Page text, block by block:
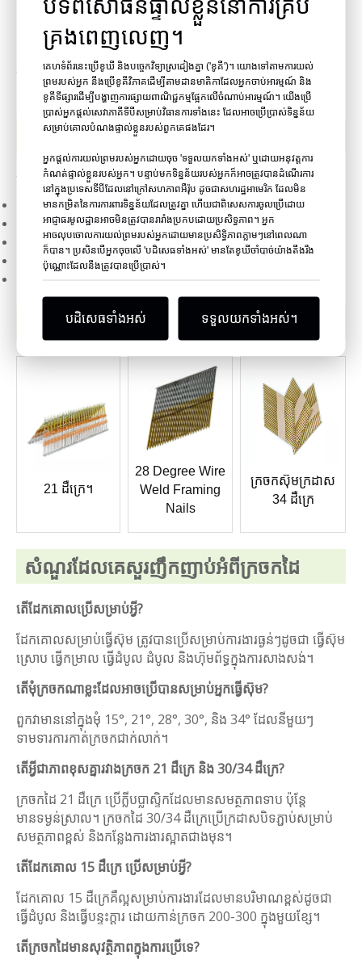
15-Degree Coil Framing Nailers
ទាំងនេះប្រើឧបករណ៏ដែលស្រោបដោយខ្សែដែលកាន់ដែកគោលពី 200
ទៅ 300 ដែលល្អឥតខ្ចោះសម្រាប់ការងារដែលមានបរិមាណខ្ពស់ដូចជា
ការសាងសង់ដំបូល និងបន្ទះឈើ កាត់បន្ថយប្រេកង់ផ្ទុកឡើងវិញ។
ការអនុវត្តនៃក្រចកដៃ
ក្រចកដៃស៊ុមគឺសមរម្យសម្រាប់ភាពខុសគ្នានៃការងារធ្ងន់រួមទាំង:
ការដាក់ស៊ុមនិងស្រោបក្នុងសំណង់
ការផ្គុំបន្ទះនិងប្រអប់
ដំបូលនិងចំហៀង
ដំបូល និងហ៊ុមព័ទ្ធ
ផលិតផលដែលពាក់ព័ន្ធ៖ ក្រចកដៃ
21 ដឺក្រេ។
28 Degree Wire
Weld Framing
Nails
ក្រចកស៊ុមក្រដាស
34 ដឺក្រេ
សំណួរដែលគេសួរញឹកញាប់អំពីក្រចកដៃ
តើ​ដែក​គោល​ប្រើ​សម្រាប់​អ្វី?
ដែកគោលសម្រាប់ធ្វើស៊ុម ត្រូវបានប្រើសម្រាប់ការងារធ្ងន់ៗដូចជា ធ្វើស៊ុម
ស្រោប ធ្វើកម្រាល ធ្វើដំបូល ដំបូល និងហ៊ុមព័ទ្ធក្នុងការសាងសង់។
តើ​មុំ​ក្រចក​ណា​ខ្លះ​ដែល​អាច​ប្រើ​បាន​សម្រាប់​អ្នក​ធ្វើ​ស៊ុម?
ពួកវាមាននៅក្នុងមុំ 15°, 21°, 28°, 30°, និង 34° ដែលនីមួយៗ
ទាមទារការកាត់ក្រចកជាក់លាក់។
តើអ្វីជាភាពខុសគ្នារវាងក្រចក 21 ដឺក្រេ និង 30/34 ដឺក្រេ?
ក្រចកដៃ 21 ដឺក្រេ ប្រើក្លីបប្លាស្ទិកដែលមានសមត្ថភាពទាប ប៉ុន្តែ
មានទម្ងន់ស្រាល។ ក្រចកដៃ 30/34 ដឺក្រេប្រើក្រដាសបិទភ្ជាប់សម្រាប់
សមត្ថភាពខ្ពស់ និងកន្លែងការងារស្អាតជាងមុន។
តើដែកគោល 15 ដឺក្រេ ប្រើសម្រាប់អ្វី?
ដែកគោល 15 ដឺក្រេគឺល្អសម្រាប់ការងារដែលមានបរិមាណខ្ពស់ដូចជា
ធ្វើដំបូល និងធ្វើបន្ទះក្តារ ដោយកាន់ក្រចក 200-300 ក្នុងមួយខ្សែ។
តើ​ក្រចកដៃ​មាន​សុវត្ថិភាព​ក្នុង​ការ​ប្រើ​ទេ?
បទពិសោធន៍ផ្ទាល់ខ្លួននៅការគ្រប់
គ្រងពេញលេញ។
គេហទំព័រនេះប្រើខូឃី និងបច្ចេកវិទ្យាស្រដៀងគ្នា ('ខូគី')។ យោងទៅតាមការយល់
ព្រមរបស់អ្នក នឹងប្រើខូគីវិភាគដើម្បីតាមដានមាតិកាដែលអ្នកចាប់អារម្មណ៍ និង
ខូគីទីផ្សារដើម្បីបង្ហាញការផ្សាយពាណិជ្ជកម្មផ្អែកលើចំណាប់អារម្មណ៍។ យើងប្រើ
ប្រាស់អ្នកផ្តល់សេវាភាគីទីបីសម្រាប់វិធានការទាំងនេះ ដែលអាចប្រើប្រាស់ទិន្នន័យ
សម្រាប់គោលបំណងផ្ទាល់ខ្លួនរបស់ពួកគេផងដែរ។
អ្នកផ្តល់ការយល់ព្រមរបស់អ្នកដោយចុច 'ទទួលយកទាំងអស់' ឬដោយអនុវត្តការ
កំណត់ផ្ទាល់ខ្លួនរបស់អ្នក។ បន្ទាប់មកទិន្នន័យរបស់អ្នកក៏អាចត្រូវបានដំណើរការ
នៅក្នុងប្រទេសទីបីដែលនៅក្រៅសហភាពអឺរ៉ុប ដូចជាសហរដ្ឋអាមេរិក ដែលមិន
មានកម្រិតនៃការការពារទិន្នន័យដែលត្រូវគ្នា ហើយជាពិសេសការចូលប្រើដោយ
អាជ្ញាធរមូលដ្ឋានអាចមិនត្រូវបានរារាំងប្រកបដោយប្រសិទ្ធភាព។ អ្នក
អាចលុបចោលការយល់ព្រមរបស់អ្នកដោយមានប្រសិទ្ធិភាពភ្លាមៗនៅពេលណា
ក៏បាន។ ប្រសិនបើអ្នកចុចលើ 'បដិសេធទាំងអស់' មានតែខូឃីចាំបាច់យ៉ាងតឹងរឹង
ប៉ុណ្ណោះដែលនឹងត្រូវបានប្រើប្រាស់។
បដិសេធទាំងអស់ ទទួលយកទាំងអស់។